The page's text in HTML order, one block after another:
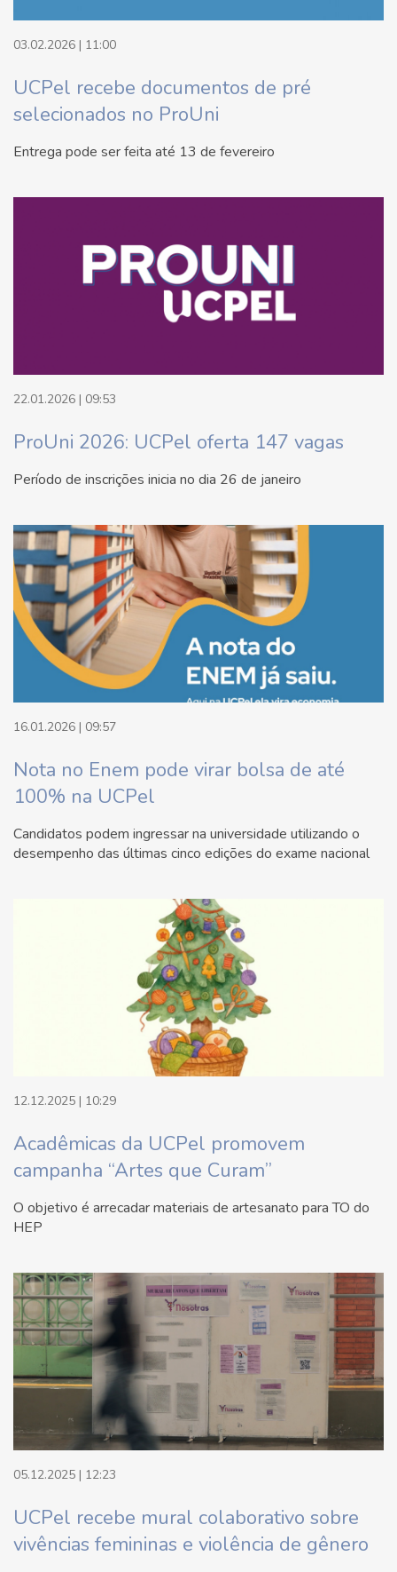
03.02.2026 | 11:00
UCPel recebe documentos de pré
selecionados no ProUni
Entrega pode ser feita até 13 de fevereiro
22.01.2026 | 09:53
ProUni 2026: UCPel oferta 147 vagas
Período de inscrições inicia no dia 26 de janeiro
16.01.2026 | 09:57
Nota no Enem pode virar bolsa de até
100% na UCPel
Candidatos podem ingressar na universidade utilizando o
desempenho das últimas cinco edições do exame nacional
12.12.2025 | 10:29
Acadêmicas da UCPel promovem
campanha “Artes que Curam”
O objetivo é arrecadar materiais de artesanato para TO do
HEP
05.12.2025 | 12:23
UCPel recebe mural colaborativo sobre
vivências femininas e violência de gênero